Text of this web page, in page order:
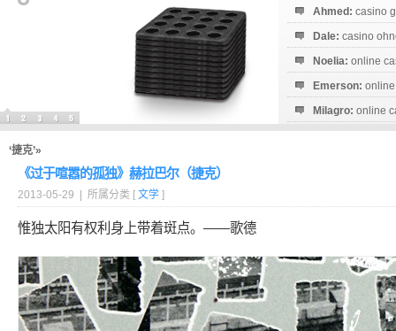
Ahmed: casino
Dale: casino
Noelia: online
Emerson:
Milagro: online
‘捷克’»
《过于喧嚣的孤独》赫拉巴尔（捷克）
2013-05-29 | 所属分类 [ 文学 ]
惟独太阳有权利身上带着斑点。——歌德